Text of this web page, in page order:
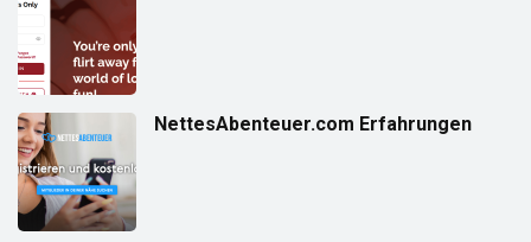
NettesAbenteuer.com Erfahrungen